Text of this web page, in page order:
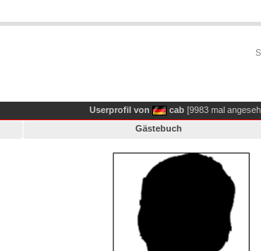
Userprofil von cab [9983 mal
Gästebuch